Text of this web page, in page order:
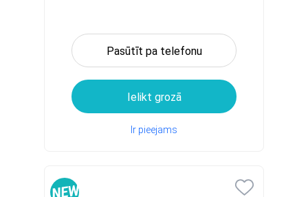
Pasūtīt pa telefonu
Ielikt grozā
Ir pieejams